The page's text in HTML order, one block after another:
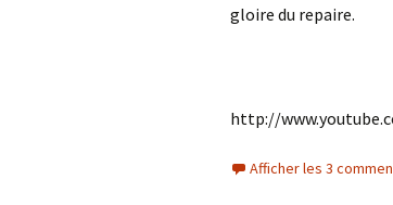
gloire du repaire.
http://
Afficher les 3